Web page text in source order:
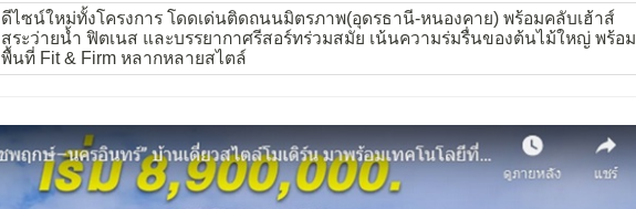
ดีไซน์ใหม่ทั้งโครงการ โดดเด่นติดถนนมิตรภาพ(อุดรธานี-หนองคาย) พร้อมคลับเฮ้าส์
สระว่ายน้ำ ฟิตเนส และบรรยากาศรีสอร์ทร่วมสมัย เน้นความร่มรื่นของต้นไม้ใหญ่ พร้อม
พื้นที่ Fit & Firm หลากหลายสไตล์